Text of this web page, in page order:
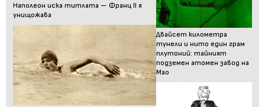
Наполеон иска титлата — Франц II я
унищожава
Двайсет километра
тунели и нито един грам
плутоний: тайният
подземен атомен завод на
Мао